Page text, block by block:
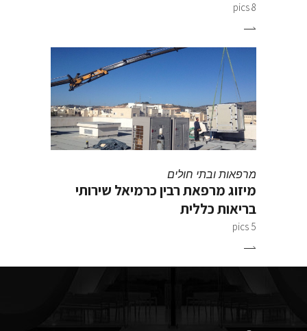
8 pics
מרפאות ובתי חולים
מיזוג מרפאת רבין כרמיאל שירותי
בריאות כללית
5 pics